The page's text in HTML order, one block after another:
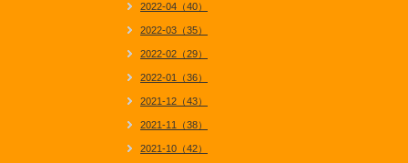
2022-04（40）
2022-03（35）
2022-02（29）
2022-01（36）
2021-12（43）
2021-11（38）
2021-10（42）